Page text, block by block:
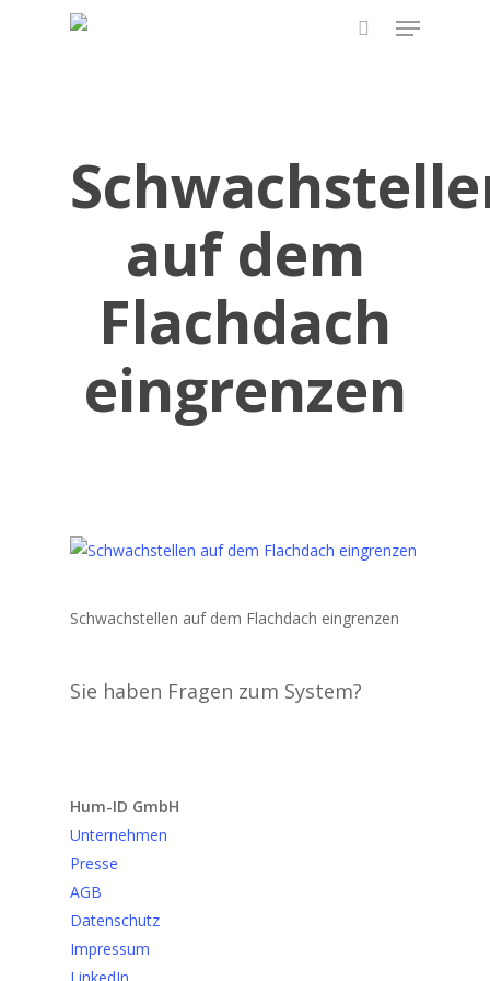
Menu
auf dem
Flachdach
eingrenzen
Schwachstellen auf dem Flachdach eingrenzen
Sie haben Fragen zum System?
Hum-ID GmbH
Unternehmen
Presse
AGB
Datenschutz
Impressum